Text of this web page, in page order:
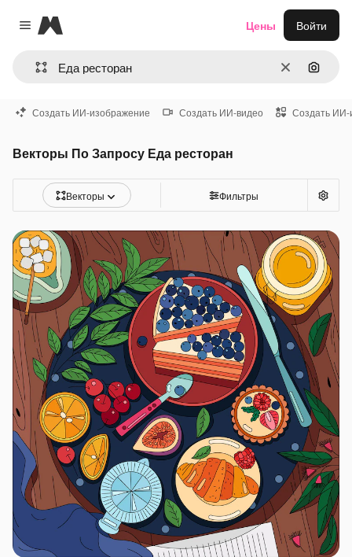
Close menu
Magnific
ОчиститьПоиск
Цены Войти
Создать ИИ-изображение Создать ИИ-видео Создать ИИ-
Векторы По Запросу Еда ресторан
Векторы Фильтры